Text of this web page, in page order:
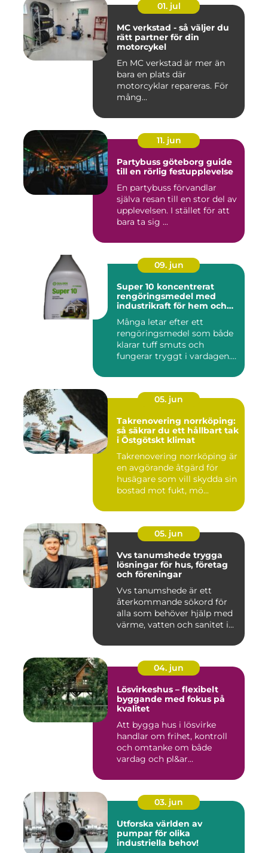
01. jul
MC verkstad - så väljer du
rätt partner för din
motorcykel
En MC verkstad är mer än
bara en plats där
motorcyklar repareras. För
mång...
11. jun
Partybuss göteborg guide
till en rörlig festupplevelse
En partybuss förvandlar
själva resan till en stor del av
upplevelsen. I stället för att
bara ta sig ...
09. jun
Super 10 koncentrerat
rengöringsmedel med
industrikraft för hem och
Många letar efter ett
rengöringsmedel som både
klarar tuff smuts och
fungerar tryggt i vardagen.
05. jun
Takrenovering norrköping:
så säkrar du ett hållbart tak
i Östgötskt klimat
Takrenovering norrköping är
en avgörande åtgärd för
husägare som vill skydda sin
bostad mot fukt, mö...
05. jun
Vvs tanumshede trygga
lösningar för hus, företag
och föreningar
Vvs tanumshede är ett
återkommande sökord för
alla som behöver hjälp med
värme, vatten och sanitet i...
04. jun
Lösvirkeshus – flexibelt
byggande med fokus på
kvalitet
Att bygga hus i lösvirke
handlar om frihet, kontroll
och omtanke om både
vardag och pl&ar...
03. jun
Utforska världen av
pumpar för olika
industriella behov!